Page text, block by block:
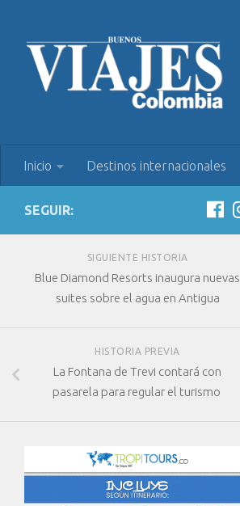
Inicio Destinos internacionales
SEGUIR:
SIGUIENTE HISTORIA
Blue Diamond Resorts inaugura nuevas
suites sobre el agua en Antigua
HISTORIA PREVIA
La Fontana de Trevi contará con
pasarela para regular el turismo